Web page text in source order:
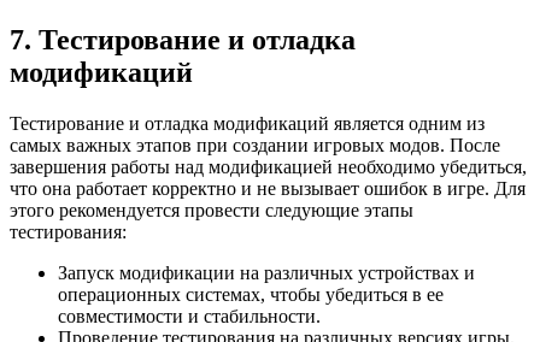
7. Тестирование и отладка
модификаций
Тестирование и отладка модификаций является одним из
самых важных этапов при создании игровых модов. После
завершения работы над модификацией необходимо убедиться,
что она работает корректно и не вызывает ошибок в игре. Для
этого рекомендуется провести следующие этапы
тестирования:
Запуск модификации на различных устройствах и
операционных системах, чтобы убедиться в ее
совместимости и стабильности.
Проведение тестирования на различных версиях игры,